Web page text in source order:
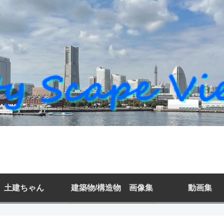
土建ちゃん 建築物/構造物 画像集 動画集